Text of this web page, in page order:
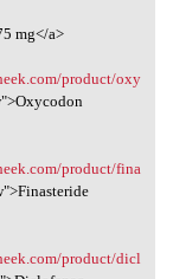
mg</a>
product/oxy
product/fina
product/dicl